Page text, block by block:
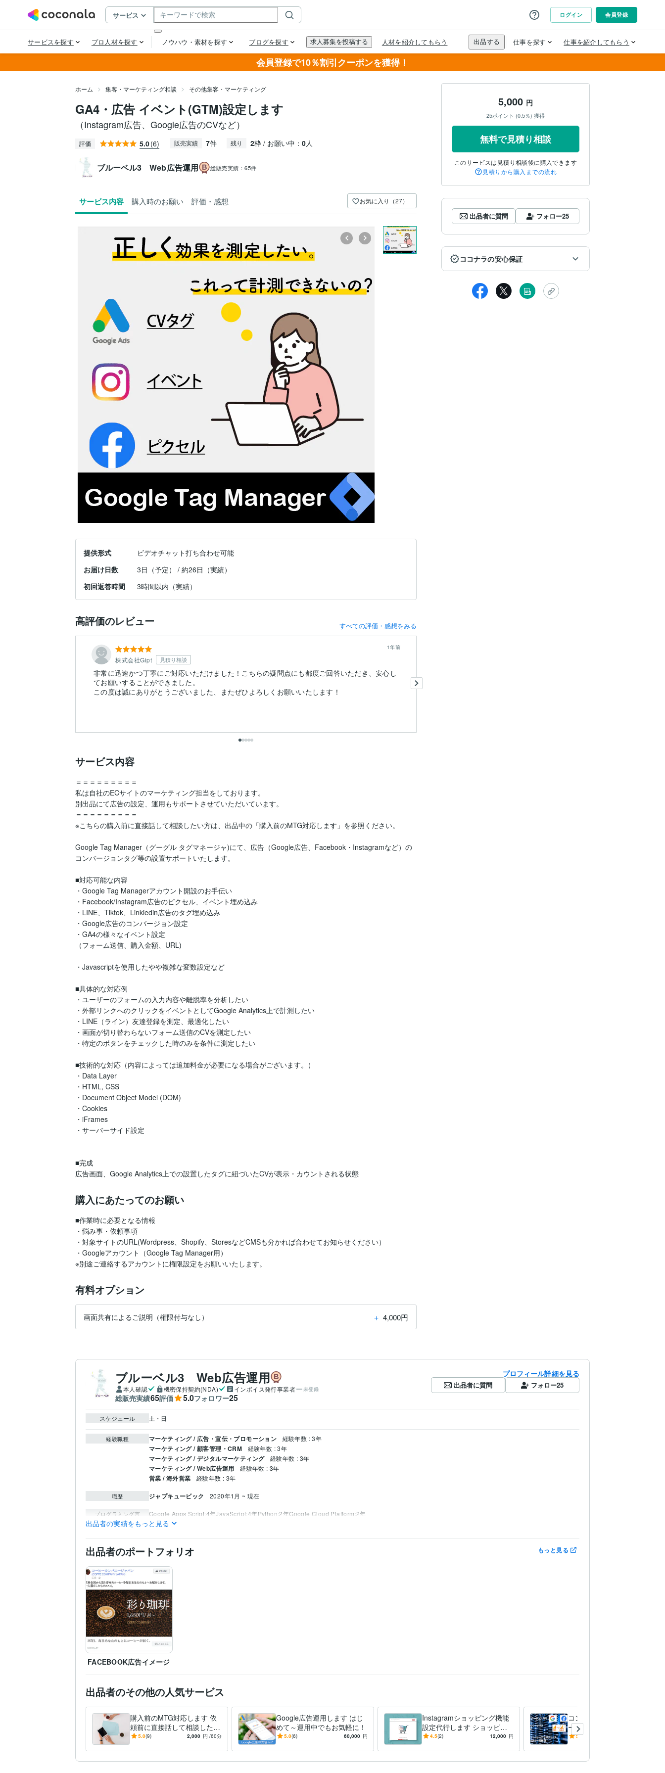
会員登録で10％割引クーポンを獲得！
ホーム 集客・マーケティング相談 その他集客・マーケティング
GA4・広告 イベント(GTM)設定します
（Instagram広告、Google広告のCVなど）
評価 5.0(6) 販売実績 7件 残り 2枠 / お願い中： 0人
ブルーベル3 Web広告運用 総販売実績：65件
サービス内容 購入時のお願い 評価・感想 お気に入り（27）
提供形式
ビデオチャット打ち合わせ可能
お届け日数
3日（予定） / 約26日（実績）
初回返答時間
3時間以内（実績）
高評価のレビュー すべての評価・感想をみる
株式会社Gipt 見積り相談
1年前
非常に迅速かつ丁寧にご対応いただけました！こちらの疑問点にも都度ご回答いただき、安心し
てお願いすることができました。
この度は誠にありがとうございました、またぜひよろしくお願いいたします！
サービス内容
＝＝＝＝＝＝＝＝＝
私は自社のECサイトのマーケティング担当をしております。
別出品にて広告の設定、運用もサポートさせていただいています。
＝＝＝＝＝＝＝＝＝
※こちらの購入前に直接話して相談したい方は、出品中の「購入前のMTG対応します」を参照ください。
Google Tag Manager（グーグル タグマネージャ)にて、広告（Google広告、Facebook・Instagramなど）の
コンバージョンタグ等の設置サポートいたします。
■対応可能な内容
・Google Tag Managerアカウント開設のお手伝い
・Facebook/Instagram広告のピクセル、イベント埋め込み
・LINE、Tiktok、Linkiedin広告のタグ埋め込み
・Google広告のコンバージョン設定
・GA4の様々なイベント設定
（フォーム送信、購入金額、URL)
・Javascriptを使用したやや複雑な変数設定など
■具体的な対応例
・ユーザーのフォームの入力内容や離脱率を分析したい
・外部リンクへのクリックをイベントとしてGoogle Analytics上で計測したい
・LINE（ライン）友達登録を測定、最適化したい
・画面が切り替わらないフォーム送信のCVを測定したい
・特定のボタンをチェックした時のみを条件に測定したい
■技術的な対応（内容によっては追加料金が必要になる場合がございます。）
・Data Layer
・HTML, CSS
・Document Object Model (DOM)
・Cookies
・iFrames
・サーバーサイド設定
■完成
購入にあたってのお願い
■作業時に必要となる情報
・悩み事・依頼事項
・対象サイトのURL(Wordpress、Shopify、StoresなどCMSも分かれば合わせてお知らせください）
・Googleアカウント（Google Tag Manager用）
※別途ご連絡するアカウントに権限設定をお願いいたします。
有料オプション
画面共有によるご説明（権限付与なし） ＋ 4,000円
5,000 円
25ポイント (0.5％) 獲得
無料で見積り相談
このサービスは見積り相談後に購入できます
見積りから購入までの流れ
出品者に質問 フォロー25
ココナラの安心保証
ブルーベル3 Web広告運用
本人確認 機密保持契約(NDA) インボイス発行事業者 未登録
総販売実績65評価 5.0フォロワー25
プロフィール詳細を見る
出品者に質問 フォロー25
スケジュール 土・日
経験職種 マーケティング / 広告・宣伝・プロモーション 経験年数 : 3年
マーケティング / 顧客管理・CRM 経験年数 : 3年
マーケティング / デジタルマーケティング 経験年数 : 3年
マーケティング / Web広告運用 経験年数 : 3年
営業 / 海外営業 経験年数 : 3年
職歴 ジャプキュービック 2020年1月 ~ 現在
プログラミング言
語・フレームワーク
Google Apps Script:4年JavaScript:4年Python:2年Google Cloud Platform:2年
得意分野 集客・マーケティング相談 Google/Instagram広告
インスタグラム
集客・マーケティング相談
出品者の実績をもっと見る
出品者のポートフォリオ もっと見る
FACEBOOK広告イメージ
出品者のその他の人気サービス
購入前のMTG対応します 依
頼前に直接話して相談したい
方にオススメ（割引あり）
5.0(9) 2,000 円 /60分
Google広告運用します はじ
めて～運用中でもお気軽に！
5.0(6) 60,000 円
Instagramショッピング機能
設定代行します ショッピン
グ広告で広告パフォーマンス
4.5(2) 12,000 円
コンバージョンAPI・サーバ
ーサイド設定します Facebo
ok・Line・Tiktok広告の測定
5.0